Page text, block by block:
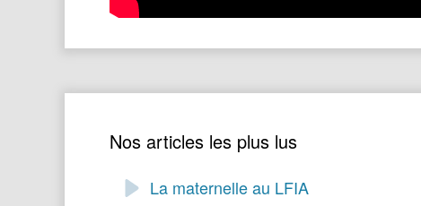
Nos articles les plus lus
La maternelle au LFIA